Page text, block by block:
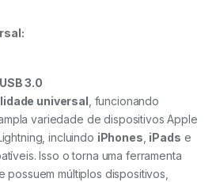
3.0
universal , funcionando
variedade de dispositivos Apple
incluindo iPhones iPads e
Isso o torna uma ferramenta
possuem múltiplos dispositivos,